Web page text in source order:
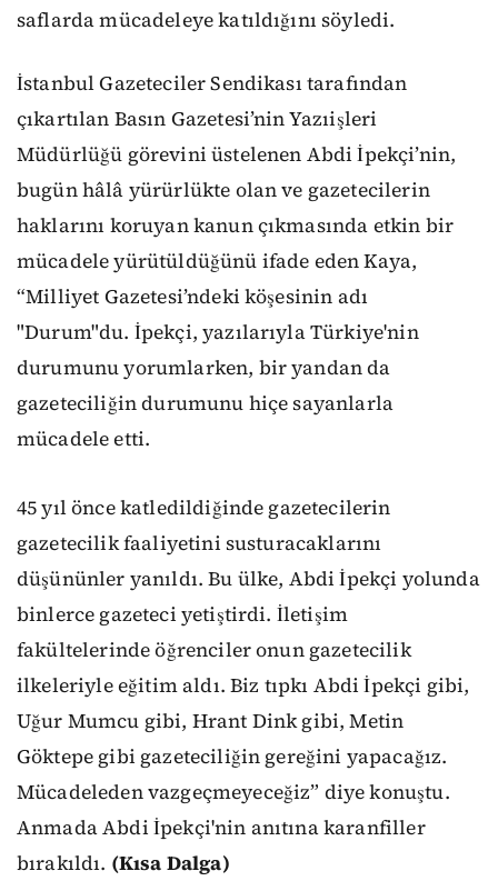
saflarda mücadeleye katıldığını söyledi.
İstanbul Gazeteciler Sendikası tarafından
çıkartılan Basın Gazetesi’nin Yazıişleri
Müdürlüğü görevini üstelenen Abdi İpekçi’nin,
bugün hâlâ yürürlükte olan ve gazetecilerin
haklarını koruyan kanun çıkmasında etkin bir
mücadele yürütüldüğünü ifade eden Kaya,
“Milliyet Gazetesi’ndeki köşesinin adı
"Durum"du. İpekçi, yazılarıyla Türkiye'nin
durumunu yorumlarken, bir yandan da
gazeteciliğin durumunu hiçe sayanlarla
mücadele etti.
45 yıl önce katledildiğinde gazetecilerin
gazetecilik faaliyetini susturacaklarını
düşününler yanıldı. Bu ülke, Abdi İpekçi yolunda
binlerce gazeteci yetiştirdi. İletişim
fakültelerinde öğrenciler onun gazetecilik
ilkeleriyle eğitim aldı. Biz tıpkı Abdi İpekçi gibi,
Uğur Mumcu gibi, Hrant Dink gibi, Metin
Göktepe gibi gazeteciliğin gereğini yapacağız.
Mücadeleden vazgeçmeyeceğiz” diye konuştu.
Anmada Abdi İpekçi'nin anıtına karanfiller
bırakıldı. (Kısa Dalga)